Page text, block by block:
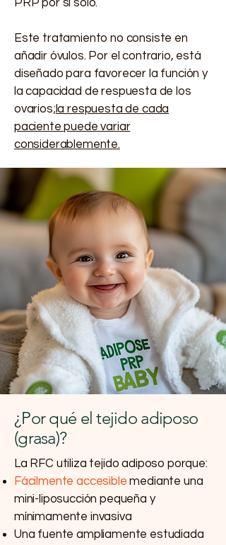
PRP por sí solo.
Este tratamiento no consiste en
añadir óvulos. Por el contrario, está
diseñado para favorecer la función y
la capacidad de respuesta de los
ovarios;la respuesta de cada
paciente puede variar
considerablemente.
¿Por qué el tejido adiposo
(grasa)?
La RFC utiliza tejido adiposo porque:
Fácilmente accesible mediante una
mini-liposucción pequeña y
mínimamente invasiva
Una fuente ampliamente estudiada